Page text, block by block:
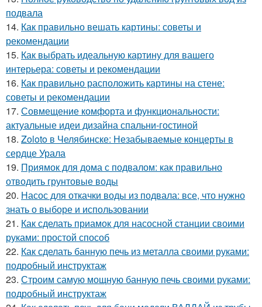
подвала
14. Как правильно вешать картины: советы и
рекомендации
15. Как выбрать идеальную картину для вашего
интерьера: советы и рекомендации
16. Как правильно расположить картины на стене:
советы и рекомендации
17. Совмещение комфорта и функциональности:
актуальные идеи дизайна спальни-гостиной
18. Zoloto в Челябинске: Незабываемые концерты в
сердце Урала
19. Приямок для дома с подвалом: как правильно
отводить грунтовые воды
20. Насос для откачки воды из подвала: все, что нужно
знать о выборе и использовании
21. Как сделать приамок для насосной станции своими
руками: простой способ
22. Как сделать банную печь из металла своими руками:
подробный инструктаж
23. Строим самую мощную банную печь своими руками:
подробный инструктаж